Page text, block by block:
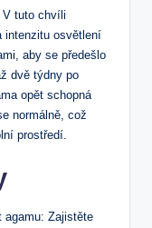
V tuto chvíli
intenzitu‌ osvětlení
aby ​se předešlo
dvě týdny po
opět schopná
normálně, což
prostředí.
agamu: Zajistěte⁣